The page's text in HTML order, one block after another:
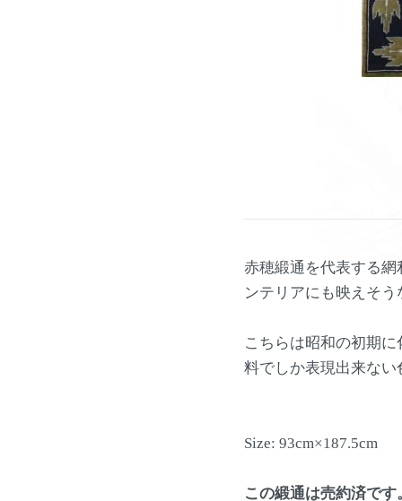
赤穂緞通を代表する
ンテリアにも映えそう
こちらは昭和の初期
料でしか表現出来ない
Size: 93cm×187.5cm
この緞通は売約済です